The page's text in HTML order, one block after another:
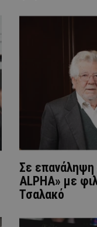
Σε
ALPHA» με
Τσαλακό